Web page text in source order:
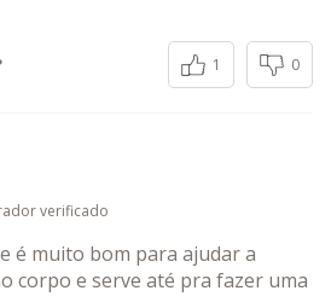
1 0
verificado
é muito bom para ajudar a
corpo e serve até pra fazer uma